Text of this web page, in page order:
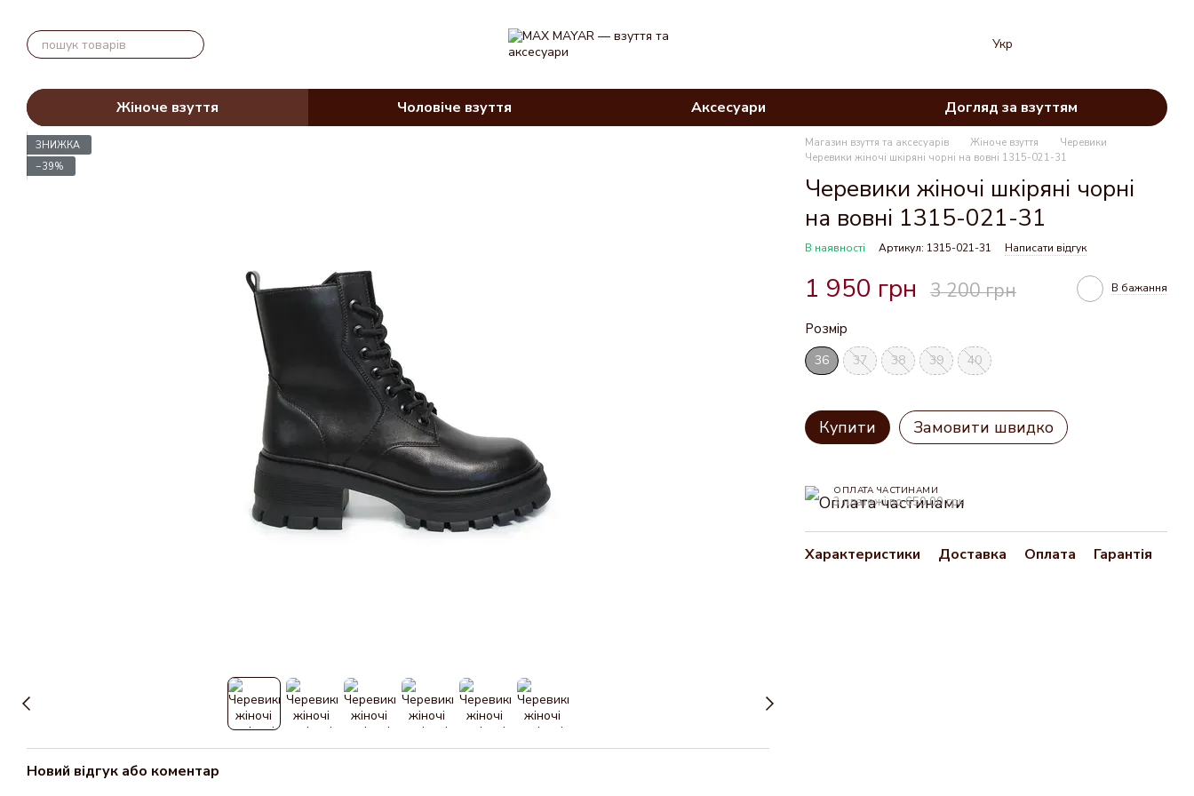
Укр
Жіноче взуття Чоловіче взуття Аксесуари Догляд за взуттям
ЗНИЖКА
−39%
Новий відгук або коментар
Магазин взуття та аксесуарів Жіноче взуття
Черевики
Черевики жіночі шкіряні чорні на вовні 1315-021-31
Черевики жіночі шкіряні чорні
на вовні 1315-021-31
В наявності Артикул: 1315-021-31 Написати відгук
1 950 грн 3 200 грн В бажання
Розмір
36 37 38 39 40
Купити Замовити швидко
ОПЛАТА ЧАСТИНАМИ
3 платежі по 650.00 грн
Характеристики Доставка Оплата Гарантія